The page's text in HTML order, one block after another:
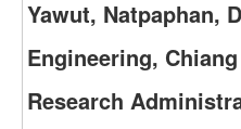
Yawut, Natpaphan,
Engineering,
Research